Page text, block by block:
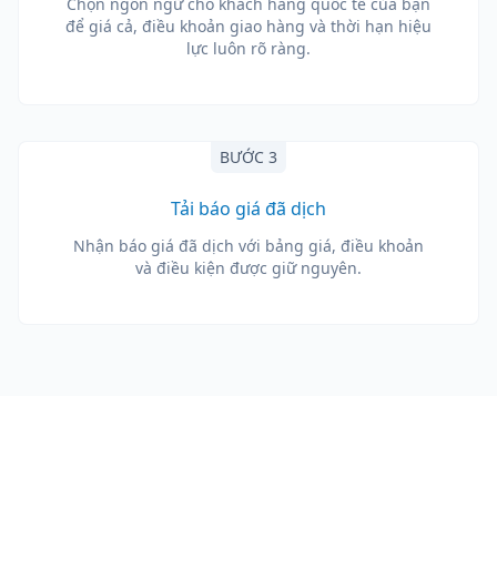
để giá cả, điều khoản giao hàng và thời hạn hiệu
lực luôn rõ ràng.
BƯỚC 3
Tải báo giá đã dịch
Nhận báo giá đã dịch với bảng giá, điều khoản
và điều kiện được giữ nguyên.